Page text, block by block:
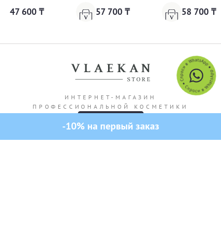
47 600 ₸ 57 700 ₸ 58 700 ₸
ИНТЕРНЕТ-МАГАЗИН
ПРОФЕССИОНАЛЬНОЙ КОСМЕТИКИ
получи промокод